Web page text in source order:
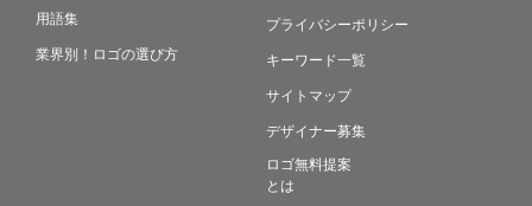
用語集
業界別！ロゴの選び方
プライバシーポリシー
キーワード一覧
サイトマップ
デザイナー募集
ロゴ無料提案
とは